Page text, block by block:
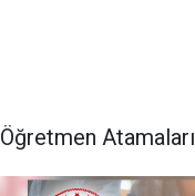
Öğretmen Atamaları